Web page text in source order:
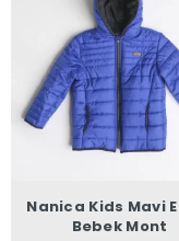
Nanica Kids Mavi
Bebek Mont